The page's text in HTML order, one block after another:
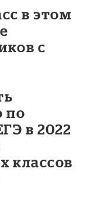
в этом
с
по
в 2022
классов